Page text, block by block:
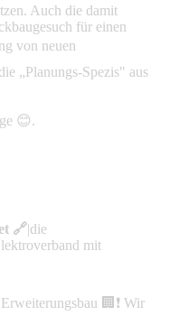
Auch die damit
für einen
von neuen
„Planungs-Spezis" aus
😊.
🔗|die
mit
🏢❗ Wir